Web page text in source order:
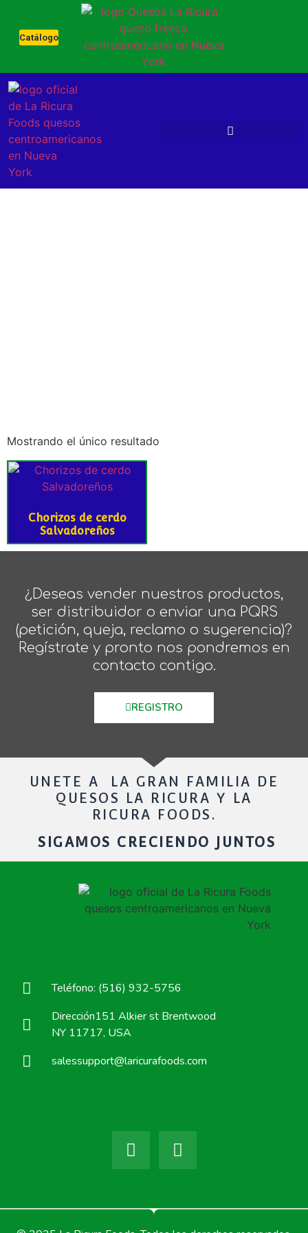
Catálogo
Mostrando el único resultado
Chorizos de cerdo
Salvadoreños
¿Deseas vender nuestros productos,
ser distribuidor o enviar una PQRS
(petición, queja, reclamo o sugerencia)?
Regístrate y pronto nos pondremos en
contacto contigo.
REGISTRO
UNETE A LA GRAN FAMILIA DE
QUESOS LA RICURA Y LA
RICURA FOODS.
SIGAMOS CRECIENDO JUNTOS
Teléfono: (516) 932-5756
Dirección151 Alkier st Brentwood
NY 11717, USA
salessupport@laricurafoods.com